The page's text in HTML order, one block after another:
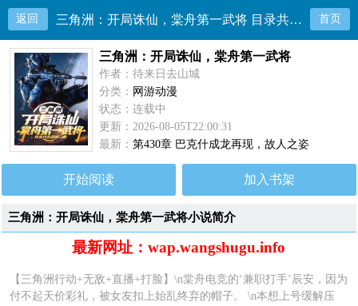
返回 三角洲：开局诛仙，棠舟第一武将 目录共430章 首页
三角洲：开局诛仙，棠舟第一武将
作者：待来日去山城
分类： 网游动漫
状态：连载中
更新：2026-08-05T22:00:31
最新：第430章 巴克什成龙再现，故人之姿
开始阅读 加入书架
三角洲：开局诛仙，棠舟第一武将小说简介
最新网址：wap.wangshugu.info
【三角洲行动+无敌+直播+打脸】\n棠舟电竞的‘兼职打手’辰安，因为
付不起天价彩礼，被女友扣上始乱终弃的帽子。 \n本想上号缓解压